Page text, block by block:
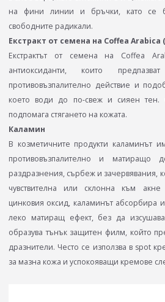
на фини линии и бръчки, като се
свободните радикали.
Екстракт от семена на Coffea Arabica
Екстрактът от семена на Coffea
антиоксиданти, които
противовъзпалително действие и
което води до по-свеж и сияен
подпомага стягането на кожата.
Каламин
В козметичните продукти каламинът
противовъзпалително и матиращо
раздразнения, сърбеж и зачервявания,
чувствителна или склонна към
цинковия оксид, каламинът абсорбира
леко матиращ ефект, без да
образува тънък защитен филм, който
дразнители. Често се използва в spot
за мазна кожа и успокояващи кремове